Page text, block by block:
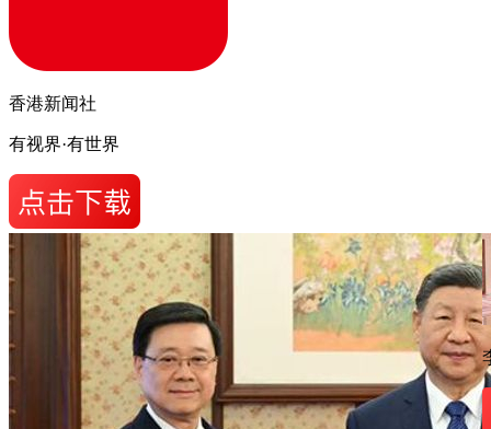
香港新闻社
有视界·有世界